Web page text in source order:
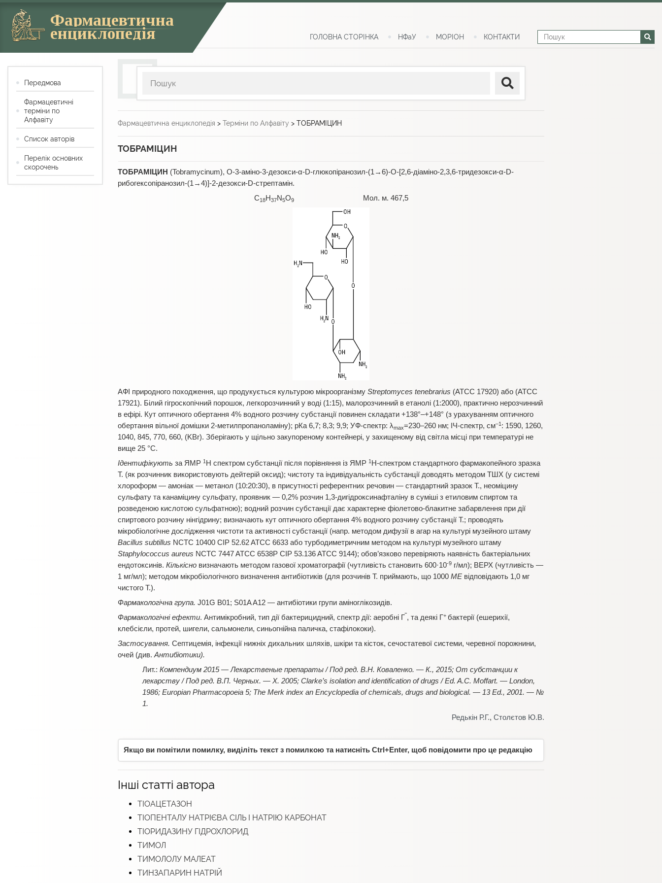
Фармацевтична
енциклопедія ГОЛОВНА СТОРІНКА НФаУ МОРІОН КОНТАКТИ
Фармацевтична енциклопедія > Терміни по Алфавіту > ТОБРАМІЦИН
ТОБРАМІЦИН
ТОБРАМІЦИН (Tobramycinum), О-3-аміно-3-дезокси-α-D-глюкопіранозил-(1→6)-О-[2,6-діаміно-2,3,6-тридезокси-α-D-
рибогексопіранозил-(1→4)]-2-дезокси-D-стрептамін.
C18H37N5O9Мол. м. 467,5
АФІ природного походження, що продукується культурою мікроорганізму Streptomyces tenebrarius (ATCC 17920) або (ATCC
17921). Білий гігроскопічний порошок, легкорозчинний у воді (1:15), малорозчинний в етанолі (1:2000), практично нерозчинний
в ефірі. Кут оптичного обертання 4% водного розчину субстанції повинен складати +138°–+148° (з урахуванням оптичного
обертання вільної домішки 2-метилпропаноламіну); рКа 6,7; 8,3; 9,9; УФ-спектр: λmax=230–260 нм; ІЧ-спектр, см–1 : 1590, 1260,
1040, 845, 770, 660, (KBr). Зберігають у щільно закупореному контейнері, у захищеному від світла місці при температурі не
вище 25 °С.
Ідентифікують за ЯМР 1 Н спектром субстанції після порівняння із ЯМР 1 Н-спектром стандартного фармакопейного зразка
Т. (як розчинник використовують дейтерій оксид); чистоту та індивідуальність субстанції доводять методом ТШХ (у системі
хлороформ — амоніак — метанол (10:20:30), в присутності референтних речовин — стандартний зразок Т., неоміцину
сульфату та канаміцину сульфату, проявник — 0,2% розчин 1,3-дигідроксинафталіну в суміші з етиловим спиртом та
розведеною кислотою сульфатною); водний розчин субстанції дає характерне фіолетово-блакитне забарвлення при дії
спиртового розчину нінгідрину; визначають кут оптичного обертання 4% водного розчину субстанції Т.; проводять
мікробіологічне дослідження чистоти та активності субстанції (напр. методом дифузії в агар на культурі музейного штаму
Bacillus subtillus NCTC 10400 CIP 52.62 ATCC 6633 або турбодиметричним методом на культурі музейного штаму
Staphylococcus aureus NCTC 7447 ATCC 6538P CIP 53.136 ATCC 9144); обов’язково перевіряють наявність бактеріальних
ендотоксинів. Кількісно визначають методом газової хроматографії (чутливість становить 600·10-9 г/мл); ВЕРХ (чутливість —
1 мг/мл); методом мікробіологічного визначення антибіотиків (для розчинів Т. приймають, що 1000 МЕ відповідають 1,0 мг
чистого Т.).
Фармакологічна група. J01G B01; S01A A12 — антибіотики групи аміноглікозидів.
Фармакологічні ефекти. Антимікробний, тип дії бактерицидний, спектр дії: аеробні Г‾, та деякі Г+ бактерії (ешерихії,
клебсієли, протей, шигели, сальмонели, синьогнійна паличка, стафілококи).
Застосування. Септицемія, інфекції нижніх дихальних шляхів, шкіри та кісток, сечостатевої системи, черевної порожнини,
очей (див.Антибіотики).
Компендиум 2015 — Лекарственые препараты / Под ред. В.Н. Коваленко. — К., 2015; От субстанции к
лекарству / Под ред. В.П. Черных. — Х. 2005; Clarke’s isolation and identification of drugs / Ed. A.C. Moffart. — London,
1986; Europian Pharmacopoeia 5; The Merk index an Encyclopedia of chemicals, drugs and biological. — 13 Ed., 2001. — №
1.
Редькін Р.Г., Столєтов Ю.В.
Якщо ви помітили помилку, виділіть текст з помилкою та натисніть Ctrl+Enter, щоб повідомити про це редакцію
Інші статті автора
ТІОАЦЕТАЗОН
ТІОПЕНТАЛУ НАТРІЄВА СІЛЬ І НАТРІЮ КАРБОНАТ
ТІОРИДАЗИНУ ГІДРОХЛОРИД
ТИМОЛ
ТИМОЛОЛУ МАЛЕАТ
ТИНЗАПАРИН НАТРІЙ
Передмова
Фармацевтичні
терміни по
Алфавіту
Список авторів
Перелік основних
скорочень